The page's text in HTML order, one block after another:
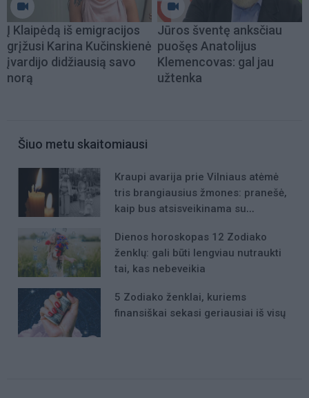
Į Klaipėdą iš emigracijos
grįžusi Karina Kučinskienė
įvardijo didžiausią savo
norą
Jūros šventę anksčiau
puošęs Anatolijus
Klemencovas: gal jau
užtenka
Šiuo metu skaitomiausi
Kraupi avarija prie Vilniaus atėmė
tris brangiausius žmones: pranešė,
kaip bus atsisveikinama su
Dienos horoskopas 12 Zodiako
ženklų: gali būti lengviau nutraukti
tai, kas nebeveikia
5 Zodiako ženklai, kuriems
finansiškai sekasi geriausiai iš visų